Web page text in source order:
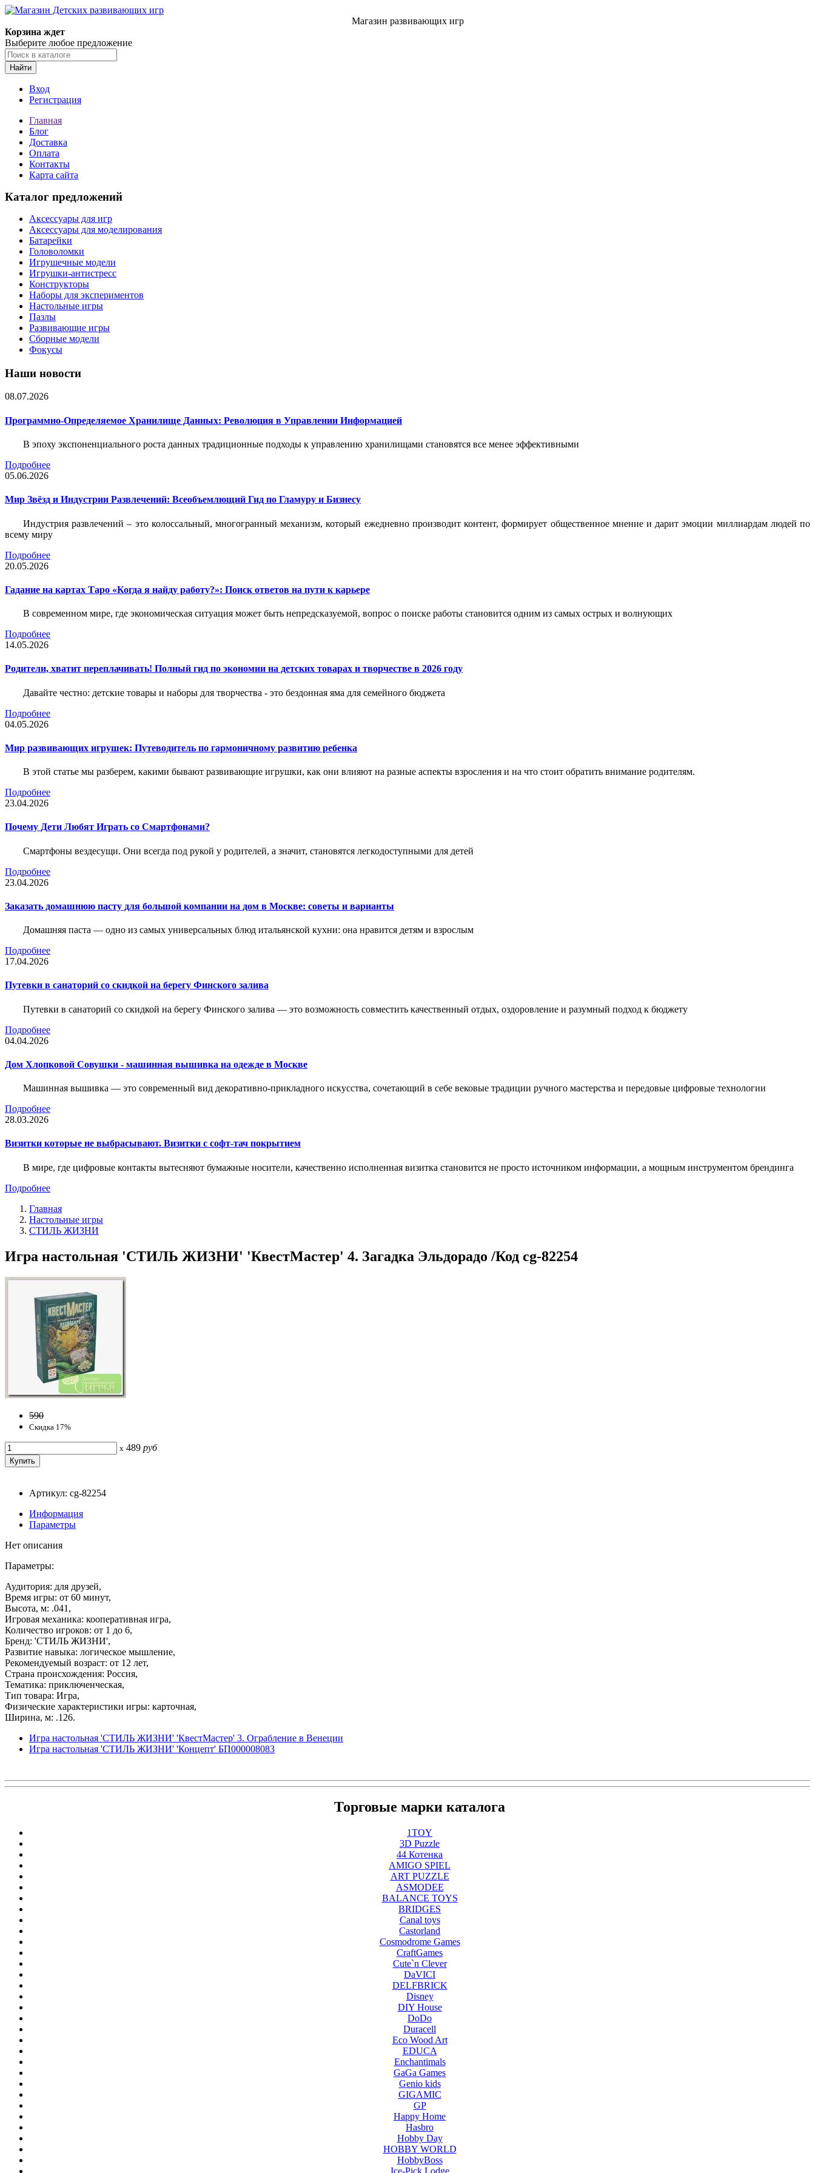
Магазин развивающих игр
Корзина ждет
Выберите любое предложение
Найти
Вход
Регистрация
Главная
Блог
Доставка
Оплата
Контакты
Карта сайта
Каталог предложений
Аксессуары для игр
Аксессуары для моделирования
Батарейки
Головоломки
Игрушечные модели
Игрушки-антистресс
Конструкторы
Наборы для экспериментов
Настольные игры
Пазлы
Развивающие игры
Сборные модели
Фокусы
Наши новости
08.07.2026
Программно-Определяемое Хранилище Данных: Революция в Управлении Информацией
В эпоху экспоненциального роста данных традиционные подходы к управлению хранилищами становятся все менее эффективными
Подробнее
05.06.2026
Мир Звёзд и Индустрии Развлечений: Всеобъемлющий Гид по Гламуру и Бизнесу
Индустрия развлечений – это колоссальный, многогранный механизм, который ежедневно производит контент, формирует общественное мнение и дарит эмоции миллиардам людей по
всему миру
Подробнее
20.05.2026
Гадание на картах Таро «Когда я найду работу?»: Поиск ответов на пути к карьере
В современном мире, где экономическая ситуация может быть непредсказуемой, вопрос о поиске работы становится одним из самых острых и волнующих
Подробнее
14.05.2026
Родители, хватит переплачивать! Полный гид по экономии на детских товарах и творчестве в 2026 году
Давайте честно: детские товары и наборы для творчества - это бездонная яма для семейного бюджета
Подробнее
04.05.2026
Мир развивающих игрушек: Путеводитель по гармоничному развитию ребенка
В этой статье мы разберем, какими бывают развивающие игрушки, как они влияют на разные аспекты взросления и на что стоит обратить внимание родителям.
Подробнее
23.04.2026
Почему Дети Любят Играть со Смартфонами?
Смартфоны вездесущи. Они всегда под рукой у родителей, а значит, становятся легкодоступными для детей
Подробнее
23.04.2026
Заказать домашнюю пасту для большой компании на дом в Москве: советы и варианты
Домашняя паста — одно из самых универсальных блюд итальянской кухни: она нравится детям и взрослым
Подробнее
17.04.2026
Путевки в санаторий со скидкой на берегу Финского залива
Путевки в санаторий со скидкой на берегу Финского залива — это возможность совместить качественный отдых, оздоровление и разумный подход к бюджету
Подробнее
04.04.2026
Дом Хлопковой Совушки - машинная вышивка на одежде в Москве
Машинная вышивка — это современный вид декоративно-прикладного искусства, сочетающий в себе вековые традиции ручного мастерства и передовые цифровые технологии
Подробнее
28.03.2026
Визитки которые не выбрасывают. Визитки с софт-тач покрытием
В мире, где цифровые контакты вытесняют бумажные носители, качественно исполненная визитка становится не просто источником информации, а мощным инструментом брендинга
Подробнее
Главная
Настольные игры
СТИЛЬ ЖИЗНИ
Игра настольная 'СТИЛЬ ЖИЗНИ' 'КвестМастер' 4. Загадка Эльдорадо /Код cg-82254
590
Скидка 17%
x 489 руб
Артикул: cg-82254
Информация
Параметры
Нет описания
Параметры:
Аудитория: для друзей,
Время игры: от 60 минут,
Высота, м: .041,
Игровая механика: кооперативная игра,
Количество игроков: от 1 до 6,
Бренд: 'СТИЛЬ ЖИЗНИ',
Развитие навыка: логическое мышление,
Рекомендуемый возраст: от 12 лет,
Страна происхождения: Россия,
Тематика: приключенческая,
Тип товара: Игра,
Физические характеристики игры: карточная,
Ширина, м: .126.
Игра настольная 'СТИЛЬ ЖИЗНИ' 'КвестМастер' 3. Ограбление в Венеции
Игра настольная 'СТИЛЬ ЖИЗНИ' 'Концепт' БП000008083
Торговые марки каталога
1TOY
3D Puzzle
44 Котенка
AMIGO SPIEL
ART PUZZLE
ASMODEE
BALANCE TOYS
BRIDGES
Canal toys
Castorland
Cosmodrome Games
CraftGames
Cute`n Clever
DaVICI
DELFBRICK
Disney
DIY House
DoDo
Duracell
Eco Wood Art
EDUCA
Enchantimals
GaGa Games
Genio kids
GIGAMIC
GP
Happy Home
Hasbro
Hobby Day
HOBBY WORLD
HobbyBoss